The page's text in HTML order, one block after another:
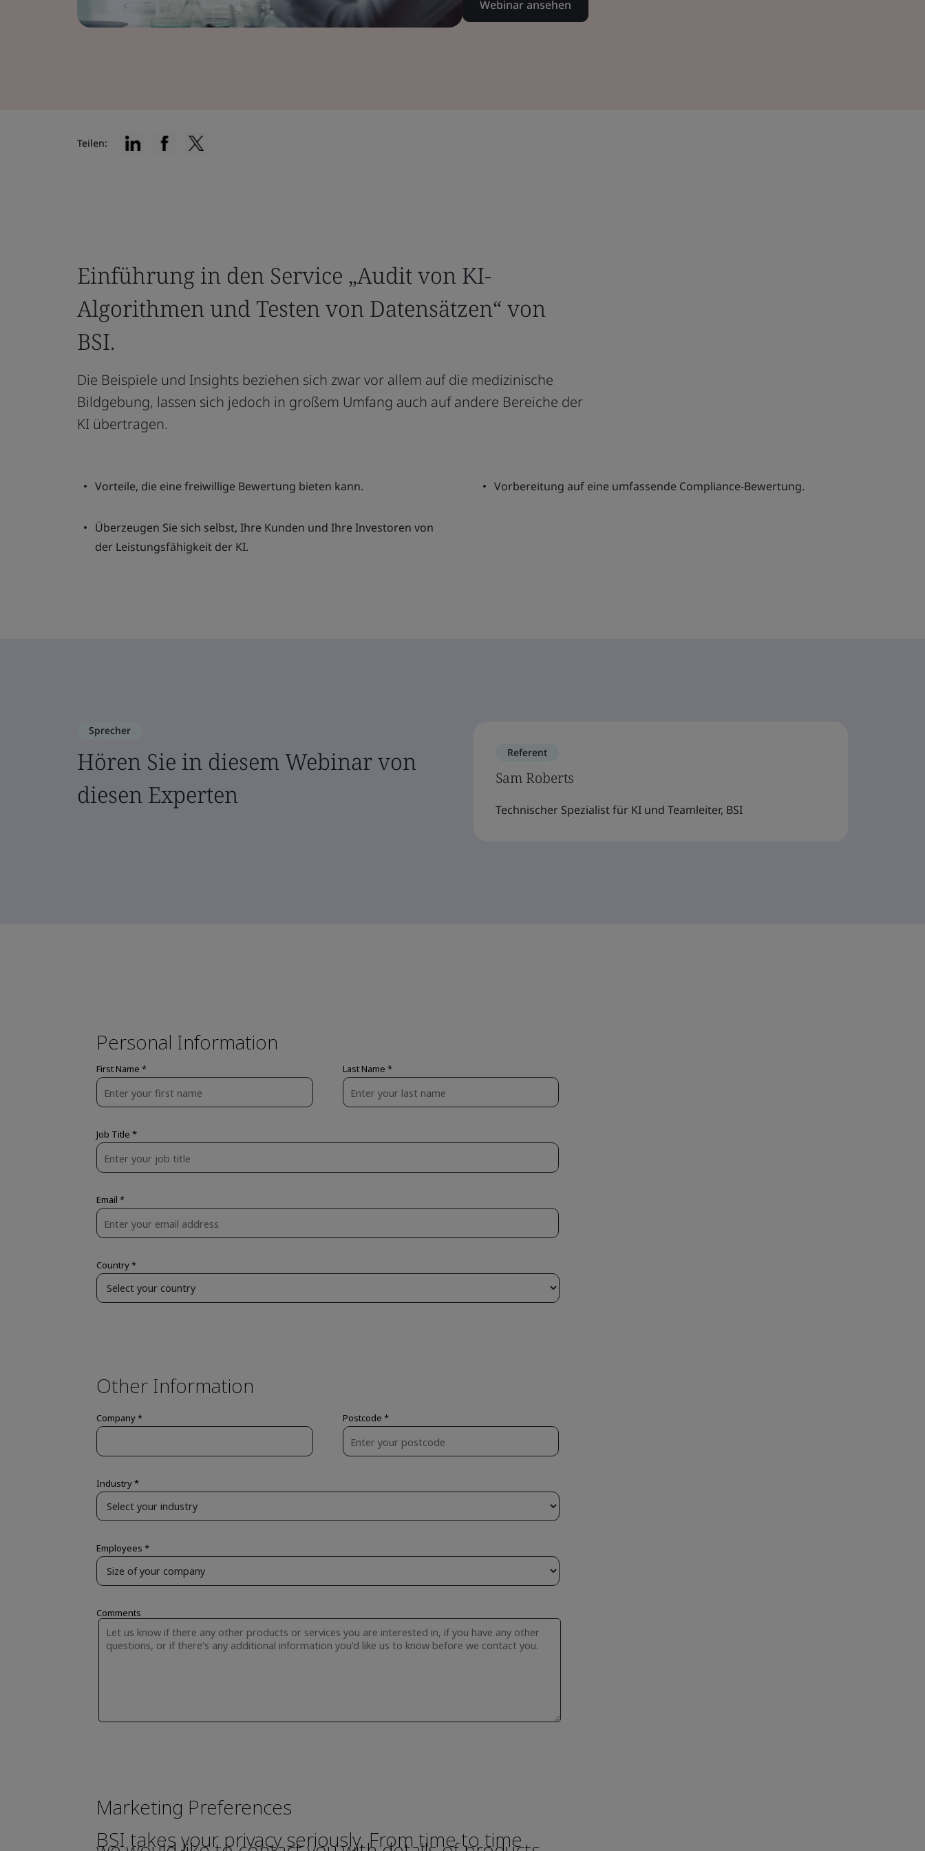
Webinar ansehen
Teilen:
Einführung in den Service „Audit von KI-
Algorithmen und Testen von Datensätzen“ von
BSI.
Die Beispiele und Insights beziehen sich zwar vor allem auf die medizinische
Bildgebung, lassen sich jedoch in großem Umfang auch auf andere Bereiche der
KI übertragen.
Vorteile, die eine freiwillige Bewertung bieten kann. Vorbereitung auf eine umfassende Compliance-Bewertung.
Überzeugen Sie sich selbst, Ihre Kunden und Ihre Investoren von
der Leistungsfähigkeit der KI.
Sprecher
Hören Sie in diesem Webinar von
diesen Experten
Referent
Sam Roberts
Technischer Spezialist für KI und Teamleiter, BSI